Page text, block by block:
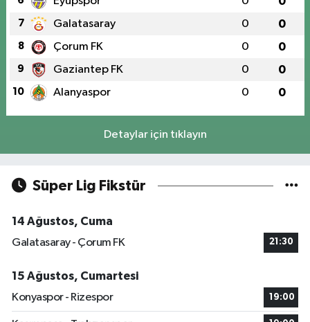
7 Galatasaray 0 0
8 Çorum FK 0 0
9 Gaziantep FK 0 0
10 Alanyaspor 0 0
Detaylar için tıklayın
Süper Lig Fikstür
14 Ağustos, Cuma
Galatasaray - Çorum FK
21:30
15 Ağustos, Cumartesi
Konyaspor - Rizespor
19:00